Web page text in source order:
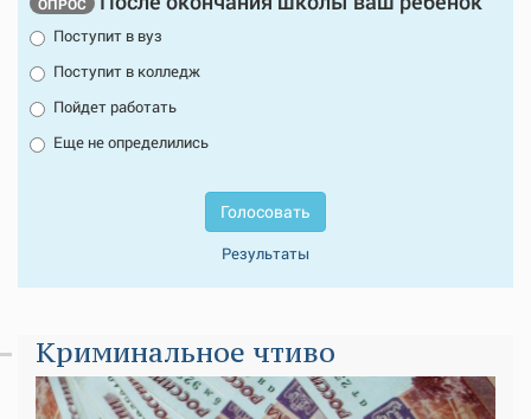
ОПРОС
Поступит в вуз
Поступит в колледж
Пойдет работать
Еще не определились
Голосовать
Результаты
Криминальное чтиво